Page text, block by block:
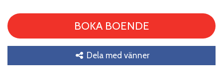
BOKA BOENDE
Dela med vänner